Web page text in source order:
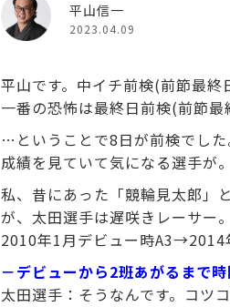
平山信一
2023.04.09
平山です。中イチ前検(前節最終
一番の恐怖は最終日前検(前節
…ということで8日が前検でした
成績を見ていて気になる選手が
私、昔にあった「競輪見太郎」
が、太田選手は遅咲きレーサー。
2010年1月デビュー時A3→2014
－デビューから2班あがるまで時
太田選手：そうなんです。コツ